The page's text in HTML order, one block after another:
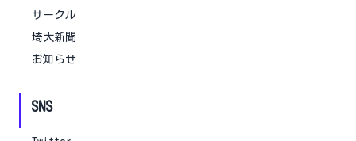
サークル
埼大新聞
お知らせ
SNS